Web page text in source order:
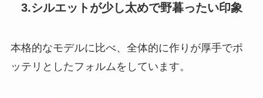
3.シルエットが少し太めで野暮ったい印象
本格的なモデルに比べ、全体的に作りが厚手でポ
ッテリとしたフォルムをしています。